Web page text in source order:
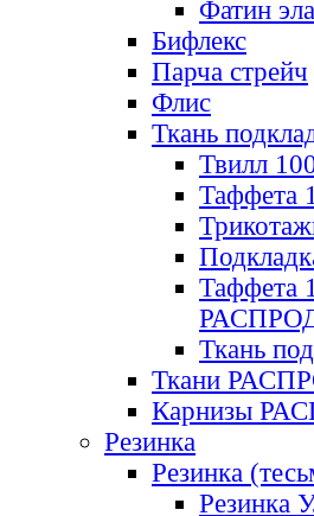
Фатин
Бифлекс
Парча стрейч
Флис
Ткань
Твилл
Таффета
Таффета
Ткань
Ткани
Карнизы
Резинка
Резинка
Резинка